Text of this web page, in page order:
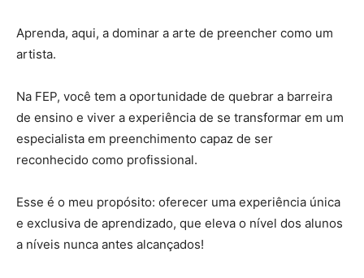
Aprenda, aqui, a dominar a arte de preencher como um
artista.
Na FEP, você tem a oportunidade de quebrar a barreira
de ensino e viver a experiência de se transformar em um
especialista em preenchimento capaz de ser
reconhecido como profissional.
Esse é o meu propósito: oferecer uma experiência única
e exclusiva de aprendizado, que eleva o nível dos alunos
a níveis nunca antes alcançados!